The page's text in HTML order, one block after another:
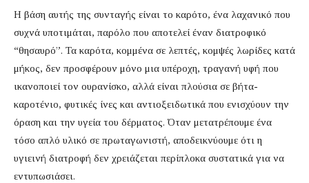
Η βάση αυτής της συνταγής είναι το καρότο, ένα λαχανικό που
συχνά υποτιμάται, παρόλο που αποτελεί έναν διατροφικό
“θησαυρό”. Τα καρότα, κομμένα σε λεπτές, κομψές λωρίδες κατά
μήκος, δεν προσφέρουν μόνο μια υπέροχη, τραγανή υφή που
ικανοποιεί τον ουρανίσκο, αλλά είναι πλούσια σε βήτα-
καροτένιο, φυτικές ίνες και αντιοξειδωτικά που ενισχύουν την
όραση και την υγεία του δέρματος. Όταν μετατρέπουμε ένα
τόσο απλό υλικό σε πρωταγωνιστή, αποδεικνύουμε ότι η
υγιεινή διατροφή δεν χρειάζεται περίπλοκα συστατικά για να
εντυπωσιάσει.